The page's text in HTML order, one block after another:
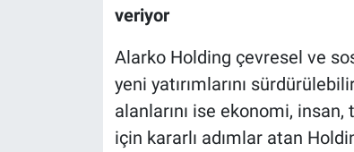
veriyor
Alarko Holding çevresel ve
yeni yatırımlarını
alanlarını ise ekonomi,
için kararlı adımlar atan